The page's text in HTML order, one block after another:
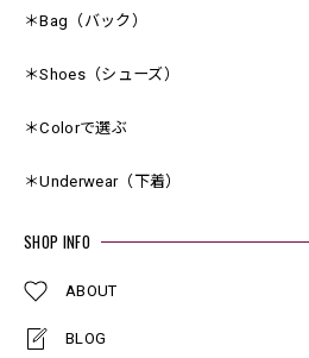
＊Bag（バック）
＊Shoes（シューズ）
＊Colorで選ぶ
＊Underwear（下着）
SHOP INFO
ABOUT
BLOG